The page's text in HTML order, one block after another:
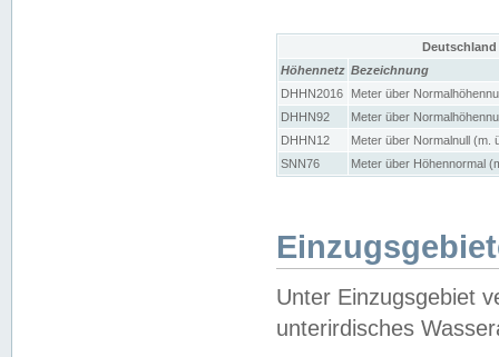
Höhennetz Bezeichnung
DHHN2016
Meter über
DHHN92
Meter über
DHHN12
Meter über Normalnull (m.
SNN76
Meter über Höhennormal
Unter Einzugsgebiet
unterirdisches